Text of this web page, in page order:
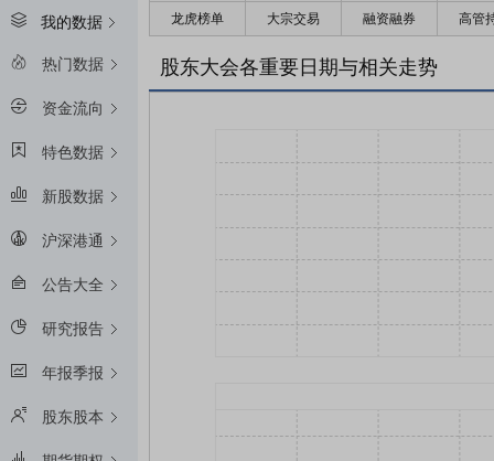
我的数据
热门数据
资金流向
特色数据
新股数据
沪深港通
公告大全
研究报告
年报季报
股东股本
龙虎榜单 大宗交易 融资融券 高管
股东大会各重要日期与相关走势